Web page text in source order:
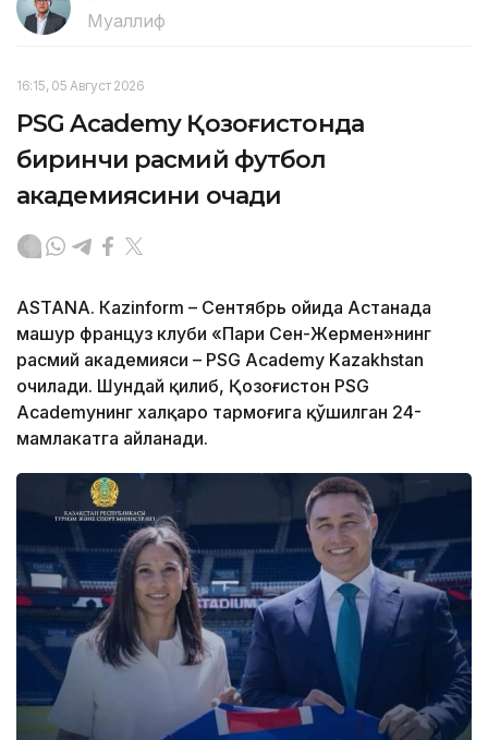
Муаллиф
16:15, 05 Август 2026
PSG Academy Қозоғистонда
биринчи расмий футбол
академиясини очади
ASTANА. Кazinform – Сентябрь ойида Астанада
машҳур француз клуби «Пари Сен-Жермен»нинг
расмий академияси – PSG Academy Kazakhstan
очилади. Шундай қилиб, Қозоғистон PSG
Academyнинг халқаро тармоғига қўшилган 24-
мамлакатга айланади.